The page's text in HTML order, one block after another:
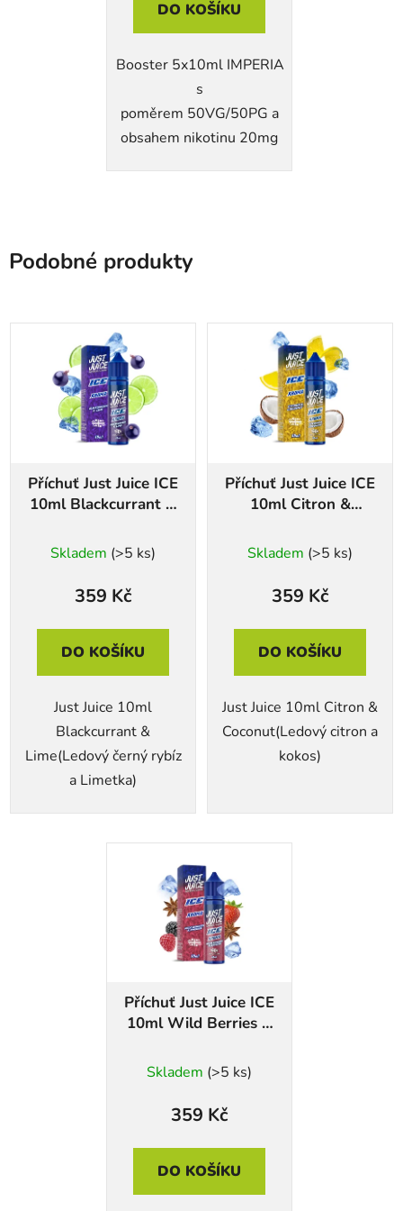
DO KOŠÍKU
Booster 5x10ml IMPERIA
s
poměrem 50VG/50PG a
obsahem nikotinu 20mg
Podobné produkty
Příchuť Just Juice ICE
10ml Blackcurrant &
Skladem (>5 ks)
359 Kč
DO KOŠÍKU
Just Juice 10ml
Blackcurrant &
Lime(Ledový černý rybíz
a Limetka)
Příchuť Just Juice ICE
10ml Citron &
Skladem (>5 ks)
359 Kč
DO KOŠÍKU
Just Juice 10ml Citron &
Coconut(Ledový citron a
kokos)
Příchuť Just Juice ICE
10ml Wild Berries &
Skladem (>5 ks)
359 Kč
DO KOŠÍKU